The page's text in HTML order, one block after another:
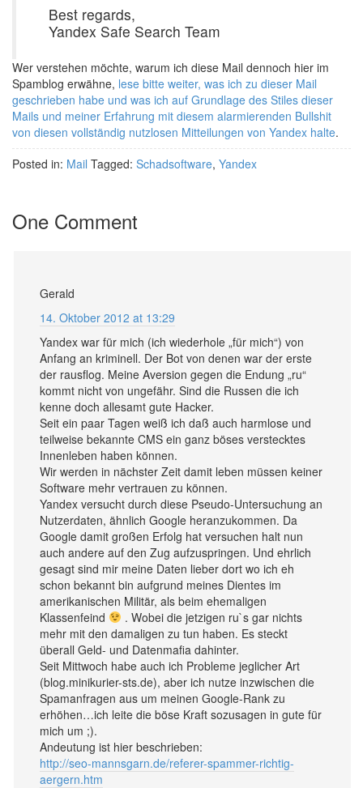
Best regards,
Yandex Safe Search Team
Wer verstehen möchte, warum ich diese Mail dennoch hier im
Spamblog erwähne, lese bitte weiter, was ich zu dieser Mail
geschrieben habe und was ich auf Grundlage des Stiles dieser
Mails und meiner Erfahrung mit diesem alarmierenden Bullshit
von diesen vollständig nutzlosen Mitteilungen von Yandex halte.
Posted in: Mail Tagged: Schadsoftware, Yandex
One Comment
Gerald
14. Oktober 2012 at 13:29
Yandex war für mich (ich wiederhole „für mich“) von
Anfang an kriminell. Der Bot von denen war der erste
der rausflog. Meine Aversion gegen die Endung „ru“
kommt nicht von ungefähr. Sind die Russen die ich
kenne doch allesamt gute Hacker.
Seit ein paar Tagen weiß ich daß auch harmlose und
teilweise bekannte CMS ein ganz böses verstecktes
Innenleben haben können.
Wir werden in nächster Zeit damit leben müssen keiner
Software mehr vertrauen zu können.
Yandex versucht durch diese Pseudo-Untersuchung an
Nutzerdaten, ähnlich Google heranzukommen. Da
Google damit großen Erfolg hat versuchen halt nun
auch andere auf den Zug aufzuspringen. Und ehrlich
gesagt sind mir meine Daten lieber dort wo ich eh
schon bekannt bin aufgrund meines Dientes im
amerikanischen Militär, als beim ehemaligen
Klassenfeind
. Wobei die jetzigen ru`s gar nichts
mehr mit den damaligen zu tun haben. Es steckt
überall Geld- und Datenmafia dahinter.
Seit Mittwoch habe auch ich Probleme jeglicher Art
(blog.minikurier-sts.de), aber ich nutze inzwischen die
Spamanfragen aus um meinen Google-Rank zu
erhöhen…ich leite die böse Kraft sozusagen in gute für
mich um ;).
Andeutung ist hier beschrieben:
http://seo-mannsgarn.de/referer-spammer-richtig-
aergern.htm